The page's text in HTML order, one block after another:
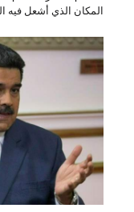
المكان الذي أشعل فيه